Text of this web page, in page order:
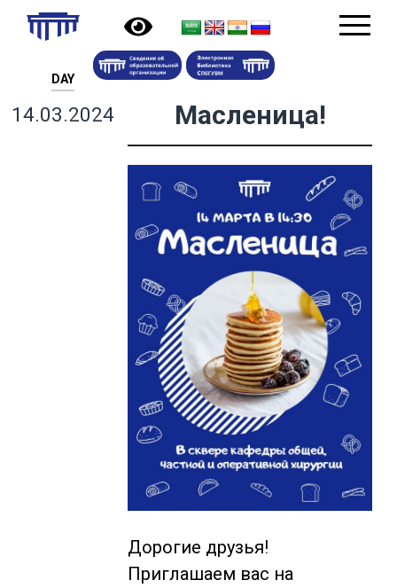
DAY
14.03.2024 Масленица!
Дорогие друзья!
Приглашаем вас на